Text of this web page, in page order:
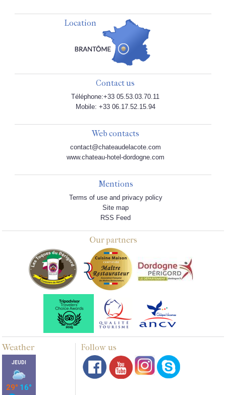
Location
Contact us
Téléphone:+33 05.53.03.70.11
Mobile: +33 06.17.52.15.94
Web contacts
contact@chateaudelacote.com
www.chateau-hotel-dordogne.com
Mentions
Terms of use and privacy policy
Site map
RSS Feed
Our partners
Weather Follow us